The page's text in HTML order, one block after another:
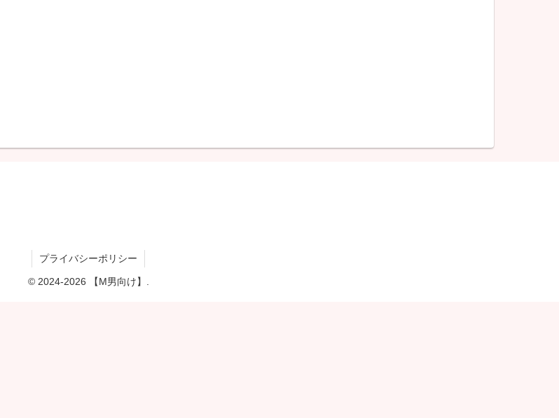
プライバシーポリシー
© 2024-2026 【M男向け】.